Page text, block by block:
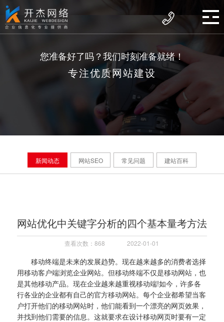
您准备好了吗？我们时刻准备就绪！
专注优质网站建设
新闻动态 网站SEO 常见问题 建站百科
网站优化中关键字分析的四个基本量考方法
查看次数：868 2022-01-01
移动终端是未来的发展趋势。现在越来越多的消费者选择
用移动客户端浏览企业网站。但移动终端不仅是移动网站，也
是其他移动产品。现在企业越来越重视移动端!如今，许多各
行各业的企业都有自己的官方移动网站。每个企业都希望当客
户打开他们的移动网站时，他们能看到一个漂亮的网页效果，
并找到他们需要的信息。这就要求在设计移动网页时要有一定